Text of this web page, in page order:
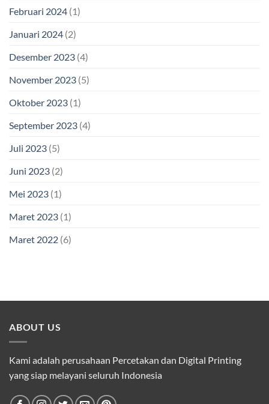
Februari 2024 (1)
Januari 2024 (2)
Desember 2023 (4)
November 2023 (5)
Oktober 2023 (1)
September 2023 (4)
Juli 2023 (5)
Juni 2023 (2)
Mei 2023 (1)
Maret 2023 (1)
Maret 2022 (6)
ABOUT US
Kami adalah perusahaan Percetakan dan Digital Printing
yang siap melayani seluruh Indonesia